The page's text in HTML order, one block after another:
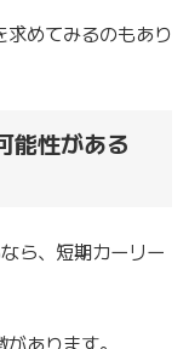
めてみるのもあり
能性がある
ら、短期カーリー
あります。